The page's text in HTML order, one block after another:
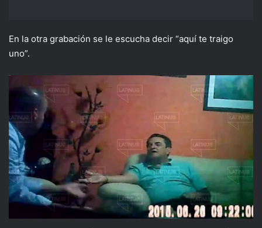
En la otra grabación se le escucha decir “aquí te traigo
uno”.